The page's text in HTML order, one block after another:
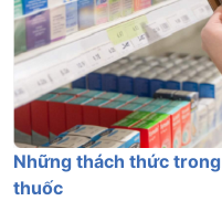
Những thách thức
thuốc